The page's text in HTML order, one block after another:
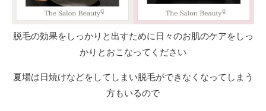
脱毛の効果をしっかりと出すために日々のお肌のケアをしっ
かりとおこなってください
夏場は日焼けなどをしてしまい脱毛ができなくなってしまう
方もいるので